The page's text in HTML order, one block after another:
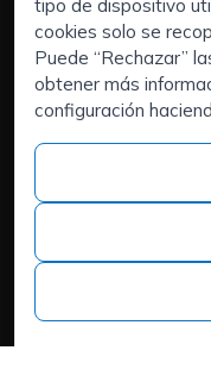
tipo de dispositivo
cookies solo se
Puede “Rechazar”
obtener más
configuración
Executive